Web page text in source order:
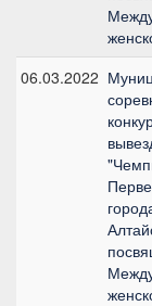
06.03.2022